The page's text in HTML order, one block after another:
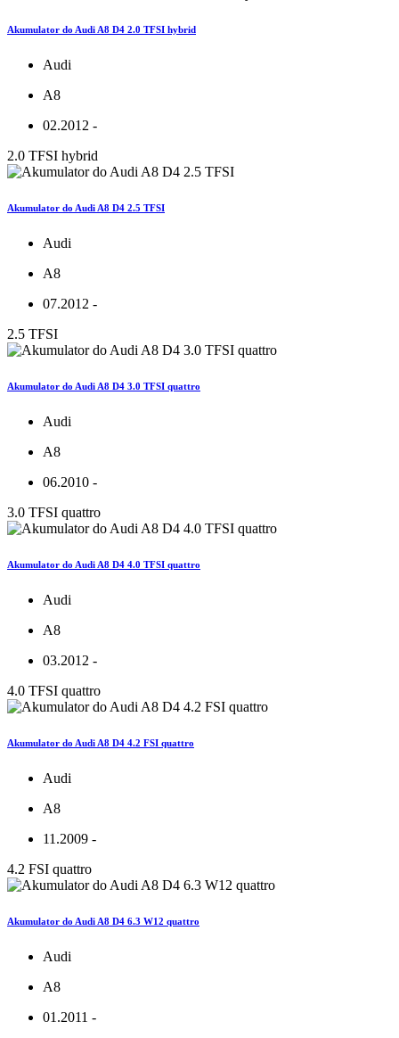
Akumulator do Audi A8 D4 2.0 TFSI hybrid
Audi
A8
02.2012 -
2.0 TFSI hybrid
Akumulator do Audi A8 D4 2.5 TFSI
Audi
A8
07.2012 -
2.5 TFSI
Akumulator do Audi A8 D4 3.0 TFSI quattro
Audi
A8
06.2010 -
3.0 TFSI quattro
Akumulator do Audi A8 D4 4.0 TFSI quattro
Audi
A8
03.2012 -
4.0 TFSI quattro
Akumulator do Audi A8 D4 4.2 FSI quattro
Audi
A8
11.2009 -
4.2 FSI quattro
Akumulator do Audi A8 D4 6.3 W12 quattro
Audi
A8
01.2011 -